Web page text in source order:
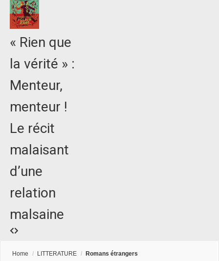
« Rien que
la vérité » :
Menteur,
menteur !
Le récit
malaisant
d’une
relation
malsaine
Home / LITTERATURE / Romans étrangers